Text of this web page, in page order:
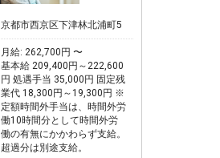
京都市西京区下津林北浦町5
月給: 262,700円 〜
基本給 209,400円～222,600
円 処遇手当 35,000円 固定残
業代 18,300円～19,300円 ※
定額時間外手当は、時間外労
働10時間分として時間外労
働の有無にかかわらず支給。
超過分は別途支給。